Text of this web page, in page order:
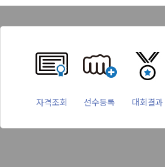
자격조회 선수등록 대회결과